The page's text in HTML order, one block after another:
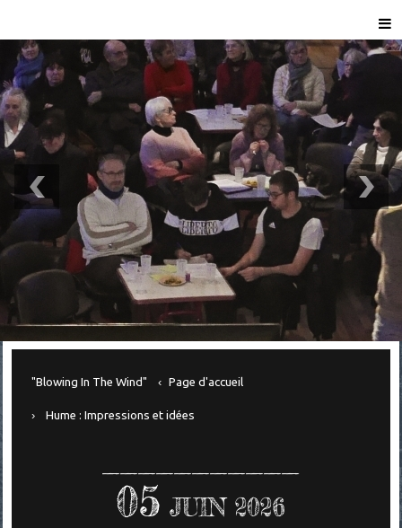
"Blowing In The Wind" Page d'accueil
Hume : Impressions et idées
05 JUIN 2026